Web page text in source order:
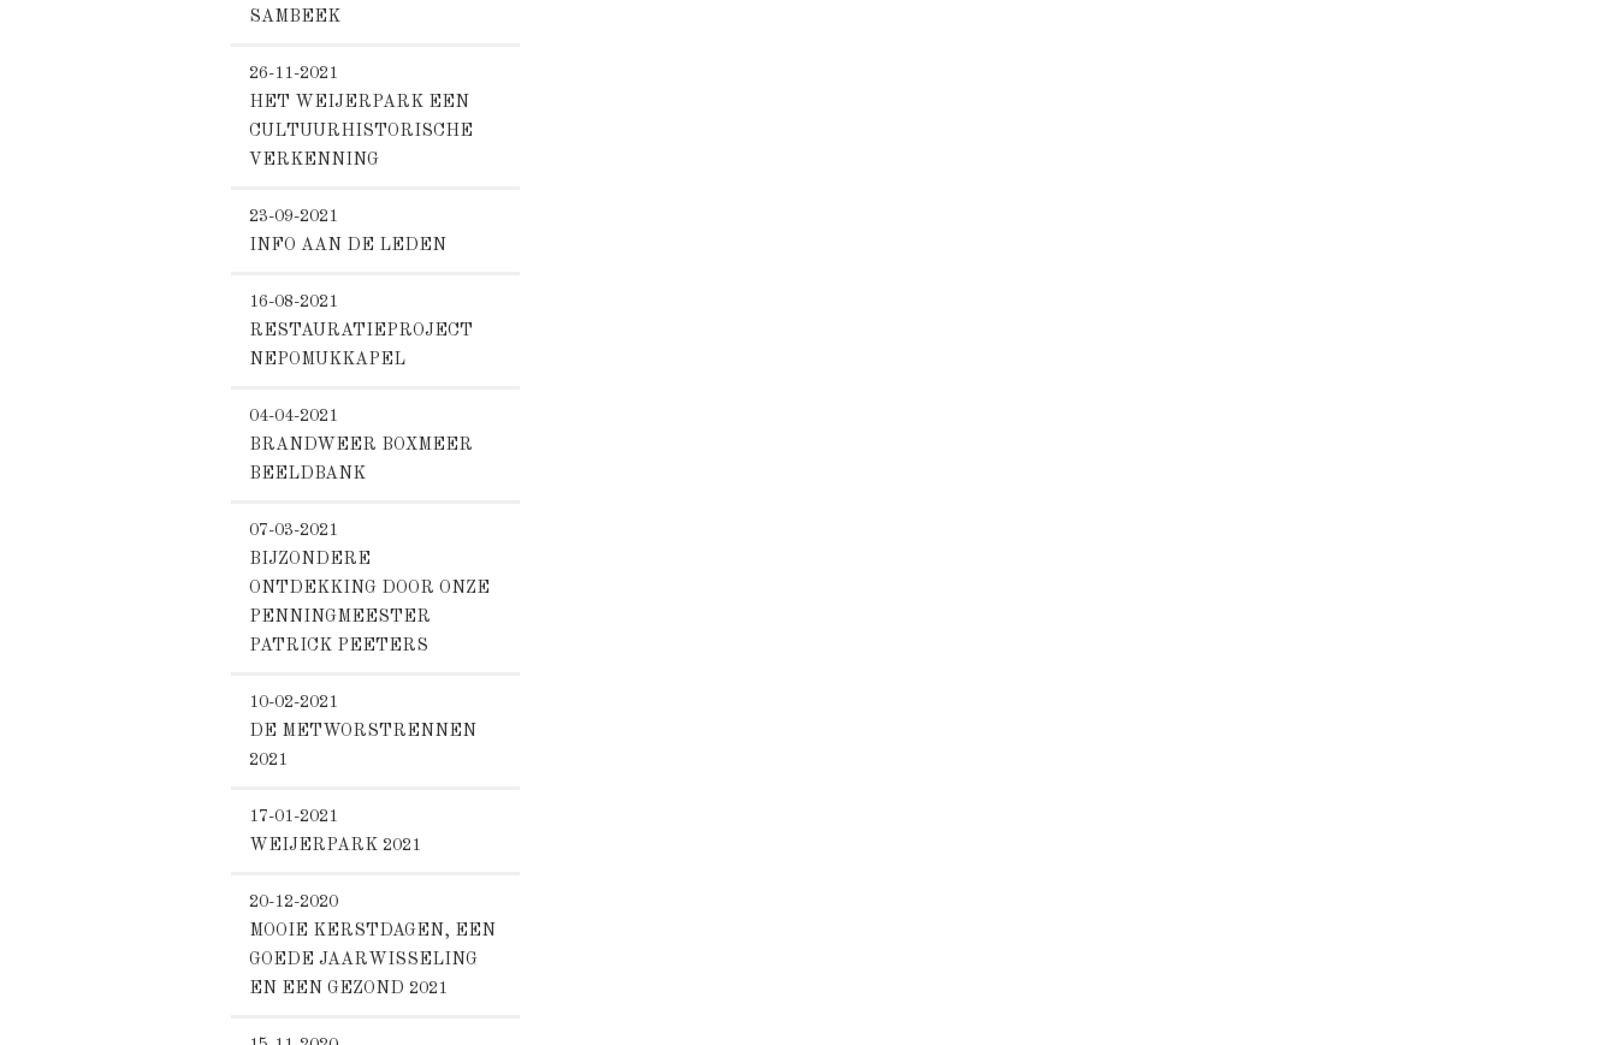
SAMBEEK
26-11-2021
HET WEIJERPARK EEN
CULTUURHISTORISCHE
VERKENNING
23-09-2021
INFO AAN DE LEDEN
16-08-2021
RESTAURATIEPROJECT
NEPOMUKKAPEL
04-04-2021
BRANDWEER BOXMEER
BEELDBANK
07-03-2021
BIJZONDERE
ONTDEKKING DOOR ONZE
PENNINGMEESTER
PATRICK PEETERS
10-02-2021
DE METWORSTRENNEN
2021
17-01-2021
WEIJERPARK 2021
20-12-2020
MOOIE KERSTDAGEN, EEN
GOEDE JAARWISSELING
EN EEN GEZOND 2021